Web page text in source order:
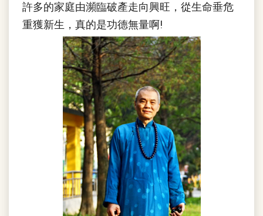
許多的家庭由瀕臨破產走向興旺，從生命垂危
重獲新生，真的是功德無量啊!